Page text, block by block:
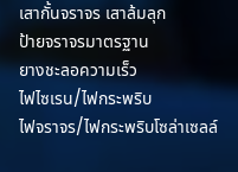
เสากั้นจราจร เสาล้มลุก
ป้ายจราจรมาตรฐาน
ยางชะลอความเร็ว
ไฟไซเรน/ไฟกระพริบ
ไฟจราจร/ไฟกระพริบโซล่าเซลล์